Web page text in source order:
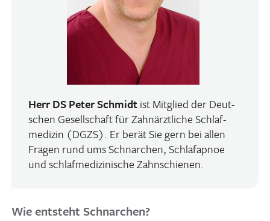
Herr DS Peter Schmidtist Mitglied der Deut­
schen Gesell­schaft für Zahn­ärzt­liche Schlaf­
me­dizin (DGZS). Er berät Sie gern bei allen
Fragen rund ums Schnar­chen, Schlaf­apnoe
und schlaf­me­di­zi­ni­sche Zahnschienen.
Wie entsteht Schnarchen?